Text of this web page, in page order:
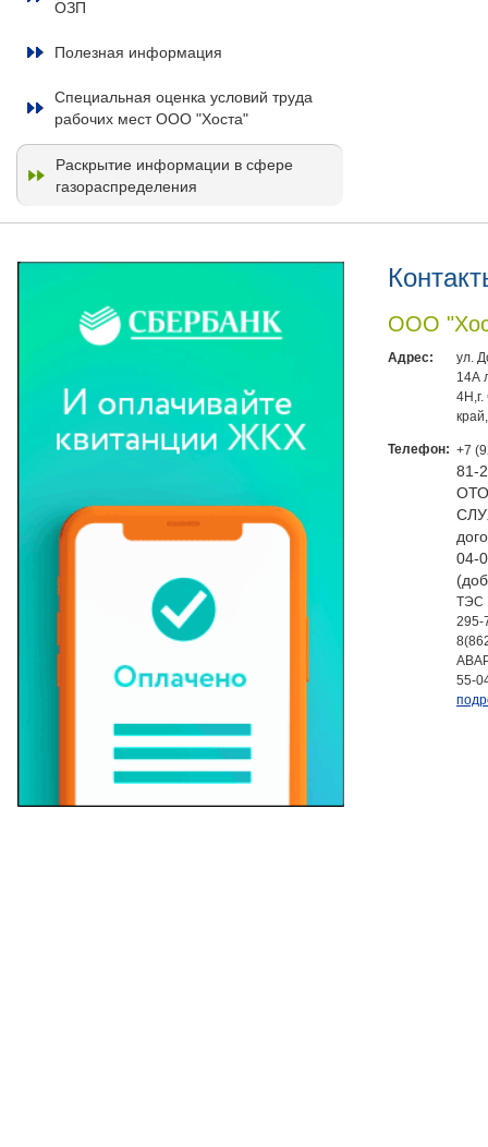
ОЗП
Полезная информация
Специальная оценка условий труда
рабочих мест ООО "Хоста"
Раскрытие информации в сфере
газораспределения
ООО
Адрес:
ул.
14А
Телефон: +7
81-
04-
ТЭС
295-
55-